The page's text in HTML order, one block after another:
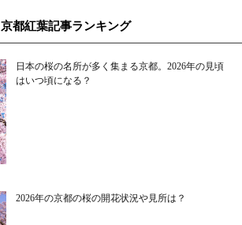
京都紅葉記事ランキング
日本の桜の名所が多く集まる京都。2026年の見頃
はいつ頃になる？
2026年の京都の桜の開花状況や見所は？